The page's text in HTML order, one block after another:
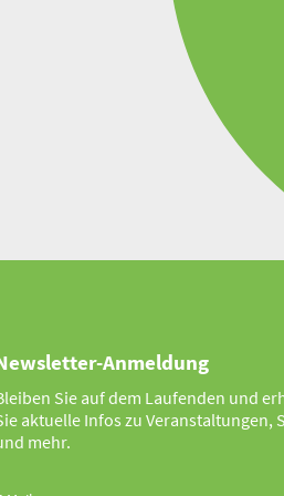
Anmeldung
Sie auf dem Laufenden und
aktuelle Infos zu Veranstaltungen,
mehr.